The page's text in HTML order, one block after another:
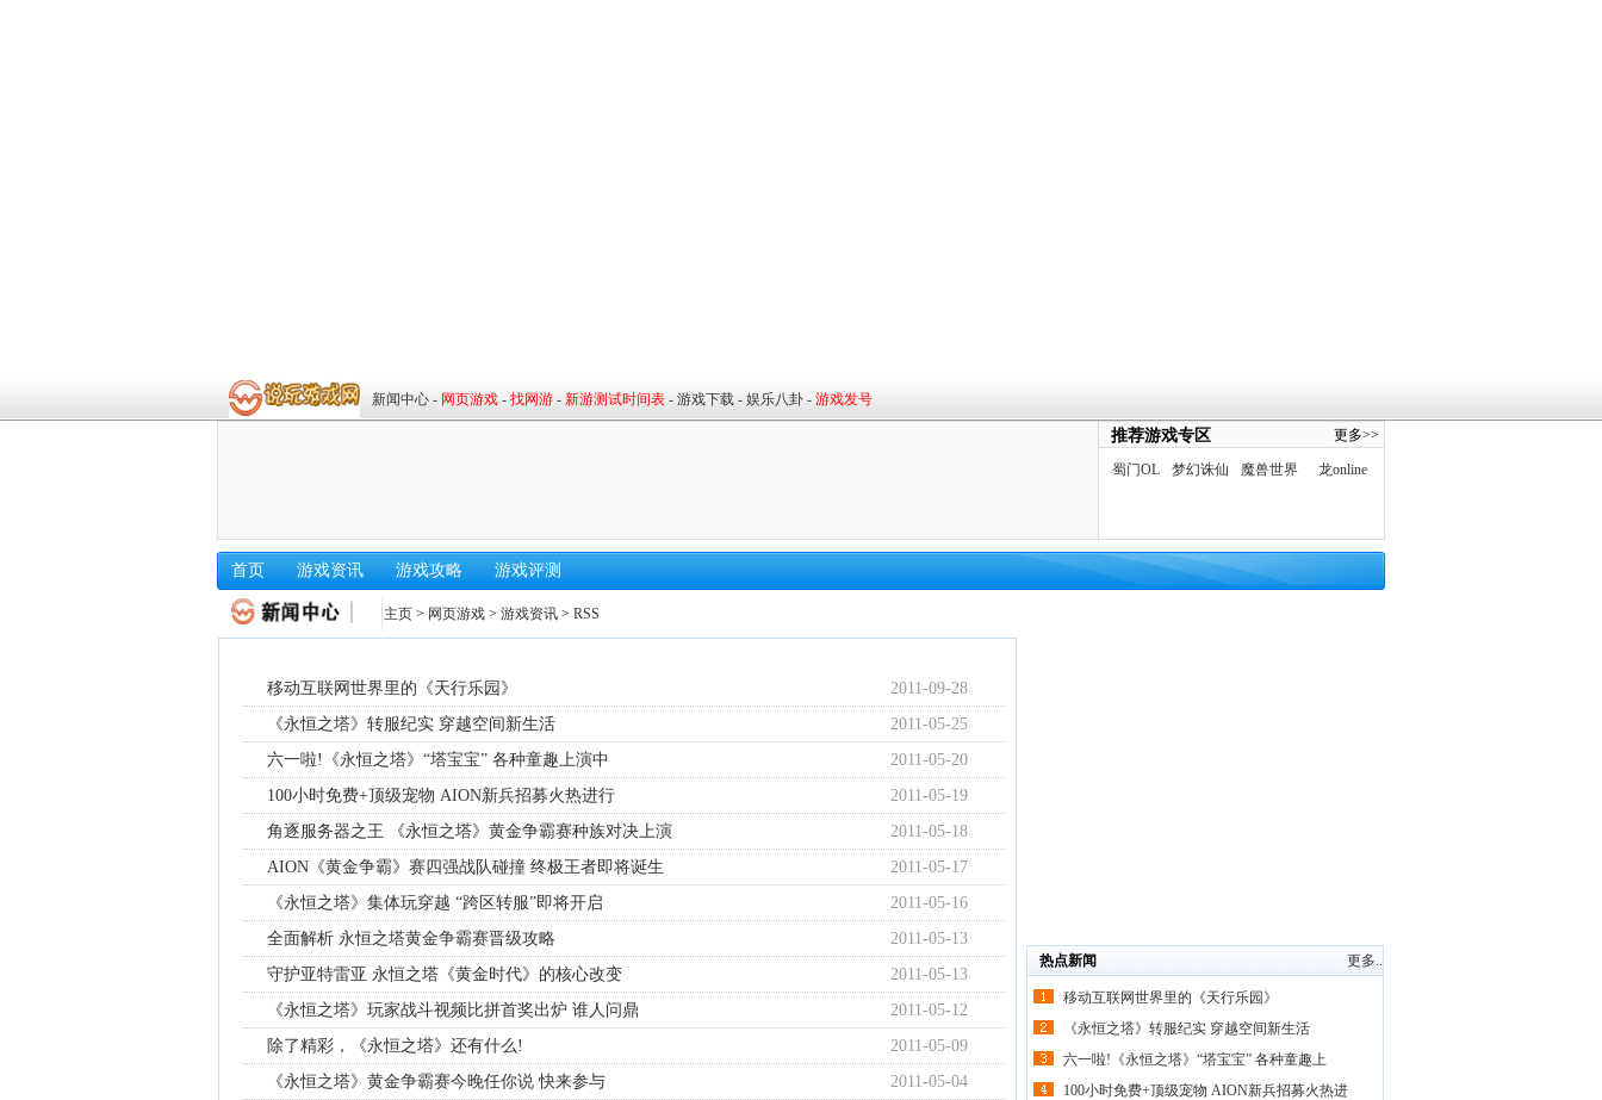
推荐游戏专区 更多>>
蜀门OL 梦幻诛仙 魔兽世界 龙online
首页 游戏资讯 游戏攻略 游戏评测
主页 > 网页游戏 > 游戏资讯 > RSS
2011-09-28
移动互联网世界里的《天行乐园》
2011-05-25
《永恒之塔》转服纪实 穿越空间新生活
2011-05-20
六一啦!《永恒之塔》“塔宝宝” 各种童趣上演中
2011-05-19
100小时免费+顶级宠物 AION新兵招募火热进行
2011-05-18
角逐服务器之王 《永恒之塔》黄金争霸赛种族对决上演
2011-05-17
AION《黄金争霸》赛四强战队碰撞 终极王者即将诞生
2011-05-16
《永恒之塔》集体玩穿越 “跨区转服”即将开启
2011-05-13
全面解析 永恒之塔黄金争霸赛晋级攻略
2011-05-13
守护亚特雷亚 永恒之塔《黄金时代》的核心改变
2011-05-12
《永恒之塔》玩家战斗视频比拼首奖出炉 谁人问鼎
2011-05-09
除了精彩，《永恒之塔》还有什么!
2011-05-04
《永恒之塔》黄金争霸赛今晚任你说 快来参与
更多..
热点新闻
移动互联网世界里的《天行乐园》
《永恒之塔》转服纪实 穿越空间新生活
六一啦!《永恒之塔》“塔宝宝” 各种童趣上
100小时免费+顶级宠物 AION新兵招募火热进